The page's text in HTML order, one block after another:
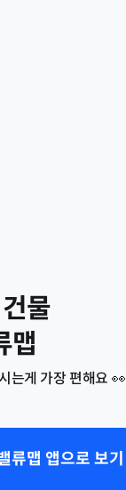
물
맵
는게 가장 편해요 👀
류맵 앱으로 보기